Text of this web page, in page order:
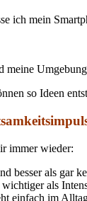
ich mein
meine
so Ideen
immer wieder:
besser als gar
als
einfach im